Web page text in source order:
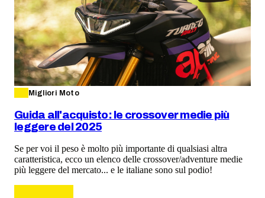
Migliori Moto
Guida all'acquisto: le crossover medie più
leggere del 2025
Se per voi il peso è molto più importante di qualsiasi altra
caratteristica, ecco un elenco delle crossover/adventure medie
più leggere del mercato... e le italiane sono sul podio!